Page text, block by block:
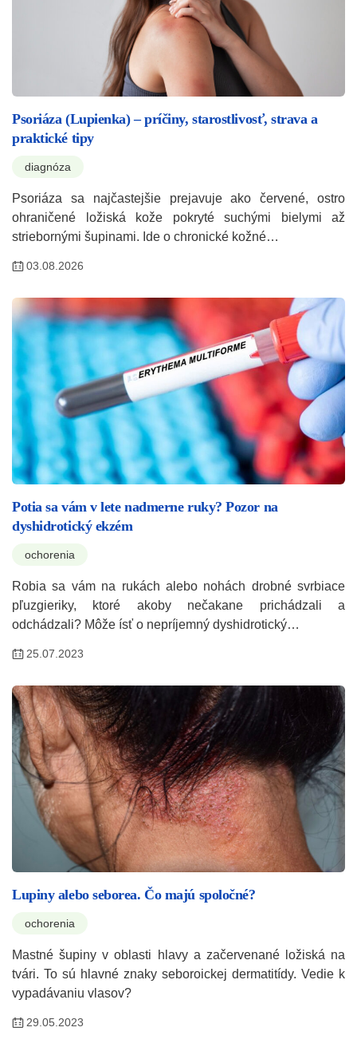
Psoriáza (Lupienka) – príčiny, starostlivosť, strava a
praktické tipy
diagnóza
Psoriáza sa najčastejšie prejavuje ako červené, ostro
ohraničené ložiská kože pokryté suchými bielymi až
striebornými šupinami. Ide o chronické kožné…
03.08.2026
Potia sa vám v lete nadmerne ruky? Pozor na
dyshidrotický ekzém
ochorenia
Robia sa vám na rukách alebo nohách drobné svrbiace
pľuzgieriky, ktoré akoby nečakane prichádzali a
odchádzali? Môže ísť o nepríjemný dyshidrotický…
25.07.2023
Lupiny alebo seborea. Čo majú spoločné?
ochorenia
Mastné šupiny v oblasti hlavy a začervenané ložiská na
tvári. To sú hlavné znaky seboroickej dermatitídy. Vedie k
vypadávaniu vlasov?
29.05.2023